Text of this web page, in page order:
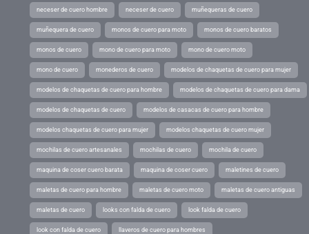
neceser de cuero hombre neceser de cuero muñequeras de cuero
muñequera de cuero monos de cuero para moto monos de cuero baratos
monos de cuero mono de cuero para moto mono de cuero moto
mono de cuero monederos de cuero modelos de chaquetas de cuero para mujer
modelos de chaquetas de cuero para hombre modelos de chaquetas de cuero para dama
modelos de chaquetas de cuero modelos de casacas de cuero para hombre
modelos chaquetas de cuero para mujer modelos chaquetas de cuero mujer
mochilas de cuero artesanales mochilas de cuero mochila de cuero
maquina de coser cuero barata maquina de coser cuero maletines de cuero
maletas de cuero para hombre maletas de cuero moto maletas de cuero antiguas
maletas de cuero looks con falda de cuero look falda de cuero
look con falda de cuero llaveros de cuero para hombres